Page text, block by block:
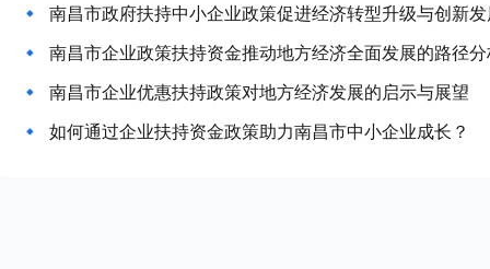
南昌市政府扶持中小企业政策促进经济转型升级与创新
南昌市企业政策扶持资金推动地方经济全面发展的路径
南昌市企业优惠扶持政策对地方经济发展的启示与展望
如何通过企业扶持资金政策助力南昌市中小企业成长？